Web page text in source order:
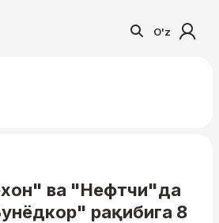
O'z
ва "Нефтчи"да
рақибига 8